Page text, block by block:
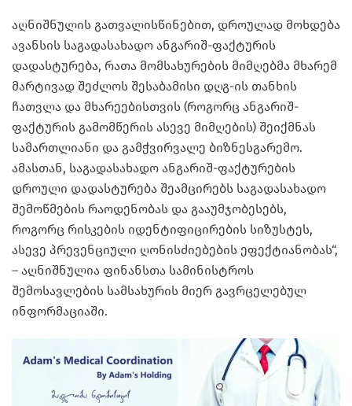
აღნიშნულის გათვალისწინებით, დროულად მოხდება
ავანსის საგადასახადო ანგარიშ-ფაქტურის
დადასტურება, რათა მომსახურების მიმღებმა მხარემ
მარტივად შეძლოს შესაბამისი დღგ-ის თანხის
ჩათვლა და მხარეებისთვის (როგორც ანგარიშ-
ფაქტურის გამომწერის ასევე მიმღების) შეიქმნას
სამართლიანი და გამჭვირვალე ბიზნესგარემო.
ამასთან, საგადასახადო ანგარიშ-ფაქტურების
დროული დადასტურება შეამცირებს საგადასახადო
შემოწმების რაოდენობას და გააუმჯობესებს,
როგორც რისკების იდენტიფიცირების სიზუსტეს,
ასევე პრევენციული ღონისძიებების ეფექტიანობას“,
– აღნიშნულია ფინანსთა სამინისტროს
შემოსავლების სამსახურის მიერ გავრცელებულ
ინფორმაციაში.